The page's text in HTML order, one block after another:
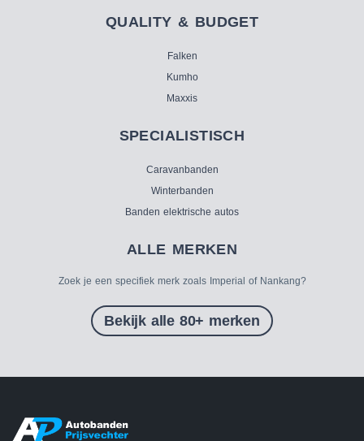
QUALITY & BUDGET
Falken
Kumho
Maxxis
SPECIALISTISCH
Caravanbanden
Winterbanden
Banden elektrische autos
ALLE MERKEN
Zoek je een specifiek merk zoals Imperial of Nankang?
Bekijk alle 80+ merken